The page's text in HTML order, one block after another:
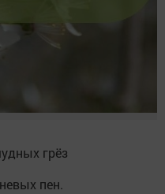
грёз
пен.